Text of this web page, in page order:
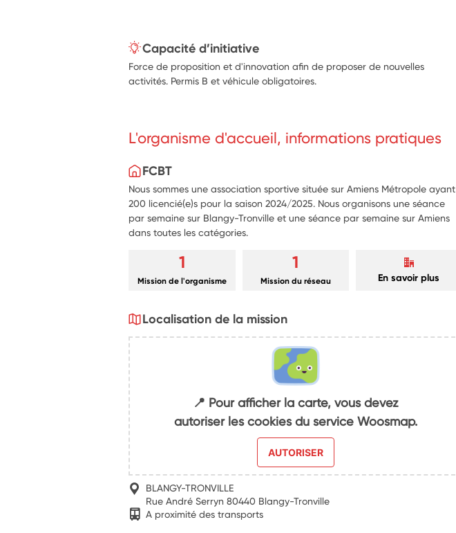
Capacité d’initiative
Force de proposition et d'innovation afin de proposer de nouvelles
activités. Permis B et véhicule obligatoires.
L'organisme d'accueil, informations pratiques
FCBT
Nous sommes une association sportive située sur Amiens Métropole ayant
200 licencié(e)s pour la saison 2024/2025. Nous organisons une séance
par semaine sur Blangy-Tronville et une séance par semaine sur Amiens
dans toutes les catégories.
1
Mission de l'organisme
1
Mission du réseau En savoir plus
Localisation de la mission
📍 Pour afficher la carte, vous devez
autoriser les cookies du service Woosmap.
AUTORISER
BLANGY-TRONVILLE
Rue André Serryn 80440 Blangy-Tronville
A proximité des transports